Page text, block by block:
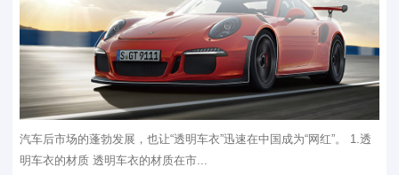
汽车后市场的蓬勃发展，也让“透明车衣”迅速在中国成为“网红”。 1.透
明车衣的材质 透明车衣的材质在市...